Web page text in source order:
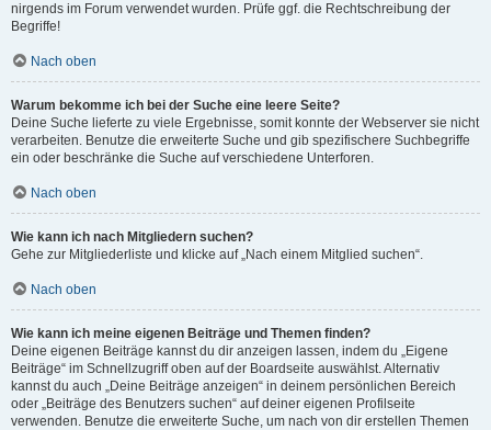
nirgends im Forum verwendet wurden. Prüfe ggf. die Rechtschreibung der
Begriffe!
Nach oben
Warum bekomme ich bei der Suche eine leere Seite?
Deine Suche lieferte zu viele Ergebnisse, somit konnte der Webserver sie nicht
verarbeiten. Benutze die erweiterte Suche und gib spezifischere Suchbegriffe
ein oder beschränke die Suche auf verschiedene Unterforen.
Nach oben
Wie kann ich nach Mitgliedern suchen?
Gehe zur Mitgliederliste und klicke auf „Nach einem Mitglied suchen“.
Nach oben
Wie kann ich meine eigenen Beiträge und Themen finden?
Deine eigenen Beiträge kannst du dir anzeigen lassen, indem du „Eigene
Beiträge“ im Schnellzugriff oben auf der Boardseite auswählst. Alternativ
kannst du auch „Deine Beiträge anzeigen“ in deinem persönlichen Bereich
oder „Beiträge des Benutzers suchen“ auf deiner eigenen Profilseite
verwenden. Benutze die erweiterte Suche, um nach von dir erstellen Themen